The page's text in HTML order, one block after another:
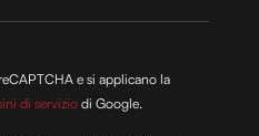
e si applicano la
di serviziodi Google.